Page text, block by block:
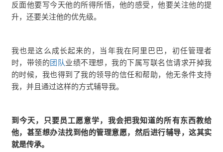
反面他要写今天他的所得所悟，他的感受，他要关注他的提
升，还要关注他的优先级。
我也是这么成长起来的，当年我在阿里巴巴，初任管理者
时，带领的团队业绩不理想，我的下属写联名信请求开掉我
的时候，我也得到了我的领导的信任和帮助，他无条件支持
我，并且通过这样的方式辅导我。
到今天，只要员工愿意学，我会把我知道的所有东西教给
他，甚至想办法找到他的管理意愿，然后进行辅导，这其实
就是传承。